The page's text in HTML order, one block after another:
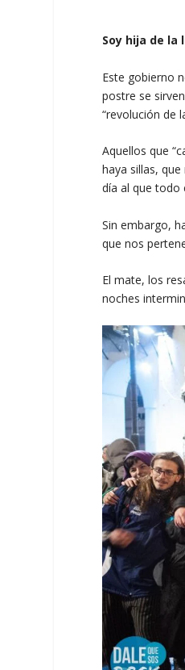
Soy hija de la
Este gobierno
postre se
“revolución de
Aquellos que
haya sillas,
día al que todo
Sin embargo,
que nos
El mate, los
noches